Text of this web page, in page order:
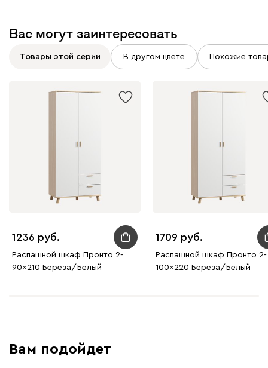
Вас могут заинтересовать
Товары этой серии В другом цвете Похожие
1236
Распашной шкаф Пронто 2-
90x210 Береза/Белый
1709
Распашной шкаф Пронто 2-
100x220 Береза/Белый
Вам подойдет